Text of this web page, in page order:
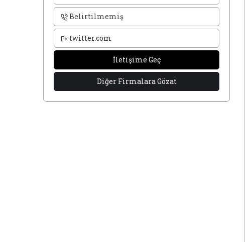
Belirtilmemiş
twitter.com
İletişime Geç
Diğer Firmalara Gözat